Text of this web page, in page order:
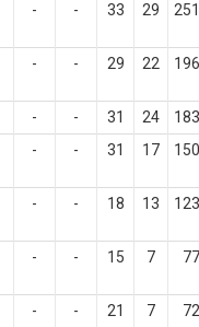
- - 33 29
- - 29 22
- - 31 24
- - 31 17
- - 18 13
- - 15 7
- - 21 7